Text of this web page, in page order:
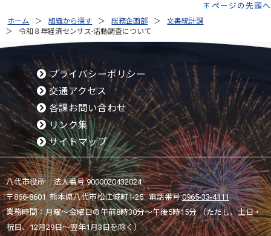
ページの先頭へ
ホーム 組織から探す 総務企画部
文書統計課
令和８年経済センサス-活動調査について
プライバシーポリシー
交通アクセス
各課お問い合わせ
リンク集
サイトマップ
八代市役所 法人番号 9000020432024
〒866-8601 熊本県八代市松江城町1-25 電話番号:0965-33-4111
業務時間：月曜～金曜日の午前8時30分～午後5時15分 （ただし、土日・
祝日、12月29日～翌年1月3日を除く）